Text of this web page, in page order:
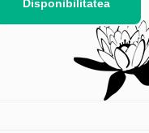
Disponibilitatea